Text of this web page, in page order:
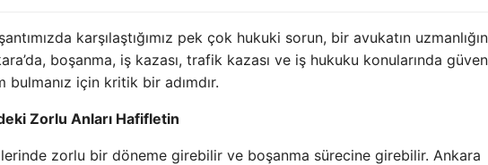
karşılaştığımız pek çok hukuki sorun, bir avukatın
boşanma, iş kazası, trafik kazası ve iş hukuku konularında
bulmanız için kritik bir adımdır.
Zorlu Anları Hafifletin
zorlu bir döneme girebilir ve boşanma sürecine girebilir. Ankara